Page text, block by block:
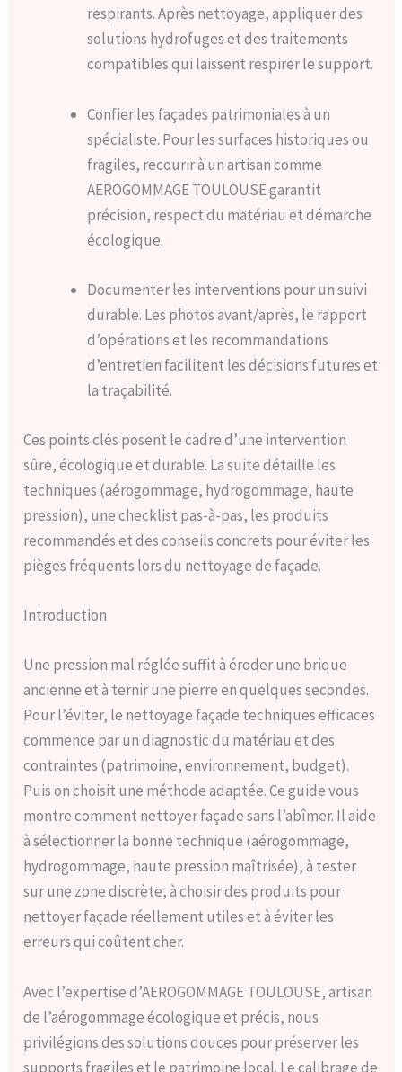
respirants. Après nettoyage, appliquer des
solutions hydrofuges et des traitements
compatibles qui laissent respirer le support.
Confier les façades patrimoniales à un
spécialiste. Pour les surfaces historiques ou
fragiles, recourir à un artisan comme
AEROGOMMAGE TOULOUSE garantit
précision, respect du matériau et démarche
écologique.
Documenter les interventions pour un suivi
durable. Les photos avant/après, le rapport
d’opérations et les recommandations
d’entretien facilitent les décisions futures et
la traçabilité.
Ces points clés posent le cadre d’une intervention
sûre, écologique et durable. La suite détaille les
techniques (aérogommage, hydrogommage, haute
pression), une checklist pas-à-pas, les produits
recommandés et des conseils concrets pour éviter les
pièges fréquents lors du nettoyage de façade.
Introduction
Une pression mal réglée suffit à éroder une brique
ancienne et à ternir une pierre en quelques secondes.
Pour l’éviter, le nettoyage façade techniques efficaces
commence par un diagnostic du matériau et des
contraintes (patrimoine, environnement, budget).
Puis on choisit une méthode adaptée. Ce guide vous
montre comment nettoyer façade sans l’abîmer. Il aide
à sélectionner la bonne technique (aérogommage,
hydrogommage, haute pression maîtrisée), à tester
sur une zone discrète, à choisir des produits pour
nettoyer façade réellement utiles et à éviter les
erreurs qui coûtent cher.
Avec l’expertise d’AEROGOMMAGE TOULOUSE, artisan
de l’aérogommage écologique et précis, nous
privilégions des solutions douces pour préserver les
supports fragiles et le patrimoine local. Le calibrage de